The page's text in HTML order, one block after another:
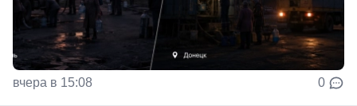
вчера в 15:08 0